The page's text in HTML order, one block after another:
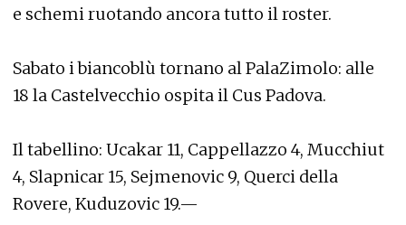
e schemi ruotando ancora tutto il roster.
Sabato i biancoblù tornano al PalaZimolo: alle
18 la Castelvecchio ospita il Cus Padova.
Il tabellino: Ucakar 11, Cappellazzo 4, Mucchiut
4, Slapnicar 15, Sejmenovic 9, Querci della
Rovere, Kuduzovic 19.—